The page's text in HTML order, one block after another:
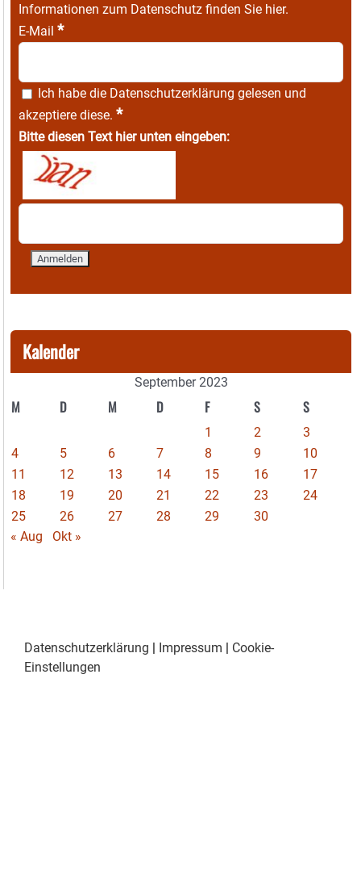
Informationen zum Datenschutz finden Sie hier.
E-Mail *
Ich habe die Datenschutzerklärung gelesen und
akzeptiere diese. *
Bitte diesen Text hier unten eingeben:
Kalender
September 2023
M D M D F S S
1 2
3
4
5 6 7 8 9
10
11
12 13 14 15 16
17
18
19 20 21 22 23
24
25
26 27 28 29
30
« Aug
Okt »
Datenschutzerklärung | Impressum | Cookie-
Einstellungen